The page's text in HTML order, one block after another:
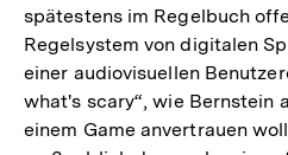
spätestens im Regelbuch
Regelsystem von digitalen
einer audiovisuellen
what's scary“, wie Bernstein
einem Game anvertrauen